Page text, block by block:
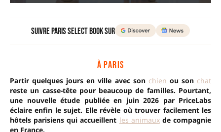
Suivre Paris Select Book sur
À PARIS
Partir quelques jours en ville avec son chien ou son chat
reste un casse-tête pour beaucoup de familles. Pourtant,
une nouvelle étude publiée en juin 2026 par PriceLabs
éclaire enfin le sujet. Elle révèle où trouver facilement les
hôtels parisiens qui accueillent les animauxde compagnie
en France.